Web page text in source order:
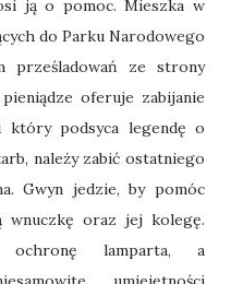
ją o pomoc. Mieszka w
do Parku Narodowego
prześladowań ze strony
oferuje zabijanie
który podsyca legendę o
należy zabić ostatniego
Gwyn jedzie, by pomóc
wnuczkę oraz jej kolegę.
lamparta, a